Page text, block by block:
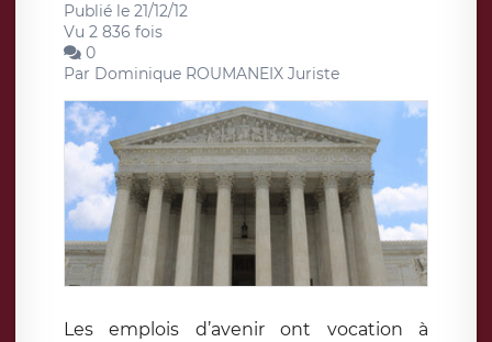
Publié le 21/12/12
Vu 2 836 fois
0
Par Dominique ROUMANEIX Juriste
Les emplois d’avenir ont vocation à